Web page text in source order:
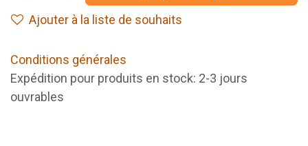
Ajouter à la liste de souhaits
Conditions générales
Expédition pour produits en stock: 2-3 jours
ouvrables